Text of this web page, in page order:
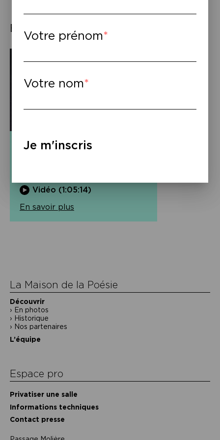
Éléments associés
Vidéo
Vidéo (1:05:14)
En savoir plus
La Maison de la Poésie
Découvrir
En photos
Historique
Nos partenaires
L’équipe
Espace pro
Privatiser une salle
Informations techniques
Contact presse
Votre prénom
Votre nom
Je m'inscris